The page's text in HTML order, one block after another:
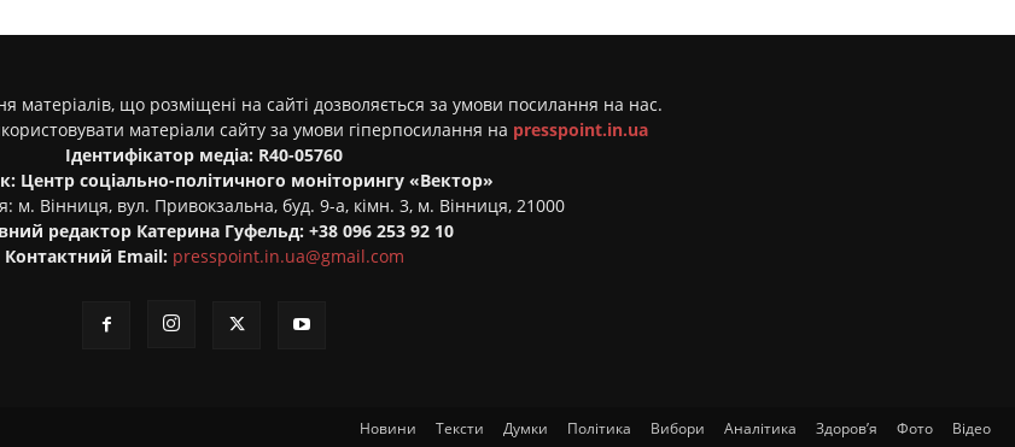
матеріалів, що розміщені на сайті дозволяється за умови посилання на нас.
матеріали сайту за умови гіперпосилання на presspoint.in.ua
Ідентифікатор медіа: R40-05760
Центр соціально-політичного моніторингу «Вектор»
м. Вінниця, вул. Привокзальна, буд. 9-а, кімн. 3, м. Вінниця, 21000
редактор Катерина Гуфельд: +38 096 253 92 10
Контактний Email: presspoint.in.ua@gmail.com
Новини Тексти Думки Політика Вибори Аналітика Здоров’я Фото Відео